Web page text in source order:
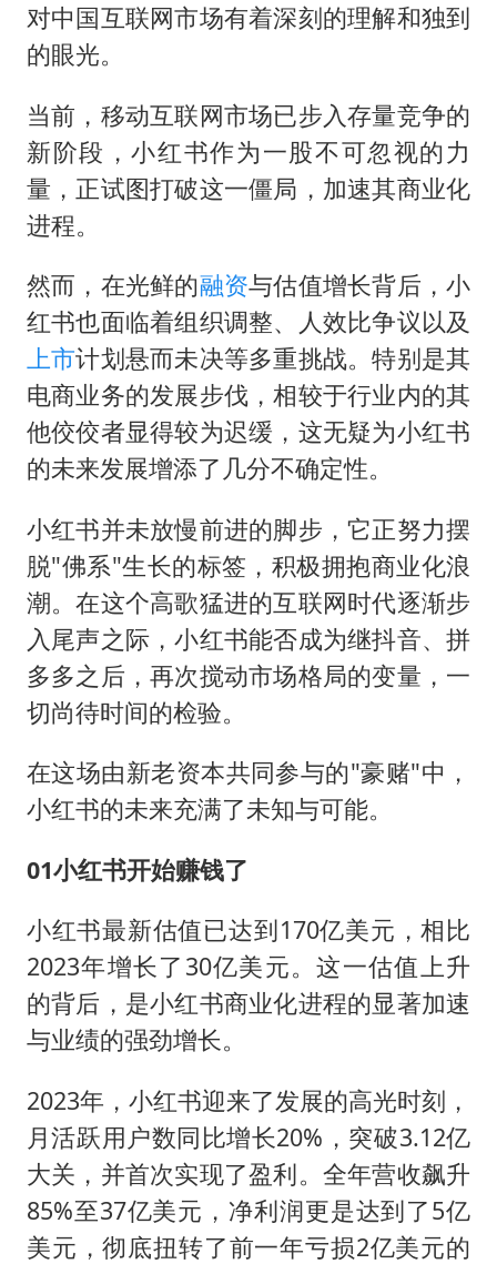
对中国互联网市场有着深刻的理解和独到
的眼光。
当前，移动互联网市场已步入存量竞争的
新阶段，小红书作为一股不可忽视的力
量，正试图打破这一僵局，加速其商业化
进程。
然而，在光鲜的融资与估值增长背后，小
红书也面临着组织调整、人效比争议以及
上市计划悬而未决等多重挑战。特别是其
电商业务的发展步伐，相较于行业内的其
他佼佼者显得较为迟缓，这无疑为小红书
的未来发展增添了几分不确定性。
小红书并未放慢前进的脚步，它正努力摆
脱"佛系"生长的标签，积极拥抱商业化浪
潮。在这个高歌猛进的互联网时代逐渐步
入尾声之际，小红书能否成为继抖音、拼
多多之后，再次搅动市场格局的变量，一
切尚待时间的检验。
在这场由新老资本共同参与的"豪赌"中，
小红书的未来充满了未知与可能。
01小红书开始赚钱了
小红书最新估值已达到170亿美元，相比
2023年增长了30亿美元。这一估值上升
的背后，是小红书商业化进程的显著加速
与业绩的强劲增长。
2023年，小红书迎来了发展的高光时刻，
月活跃用户数同比增长20%，突破3.12亿
大关，并首次实现了盈利。全年营收飙升
85%至37亿美元，净利润更是达到了5亿
美元，彻底扭转了前一年亏损2亿美元的